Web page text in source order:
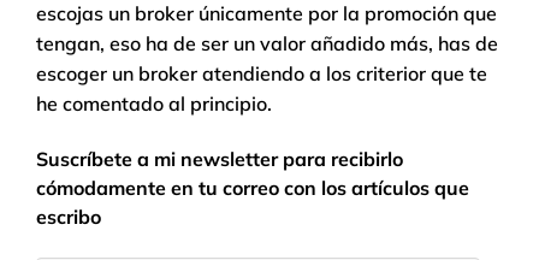
escojas un broker únicamente por la promoción que
tengan, eso ha de ser un valor añadido más, has de
escoger un broker atendiendo a los criterior que te
he comentado al principio.
Suscríbete a mi newsletter para recibirlo
cómodamente en tu correo con los artículos que
escribo